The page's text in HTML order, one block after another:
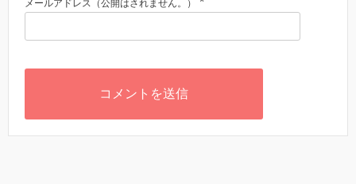
メールアドレス（公開はされません。）